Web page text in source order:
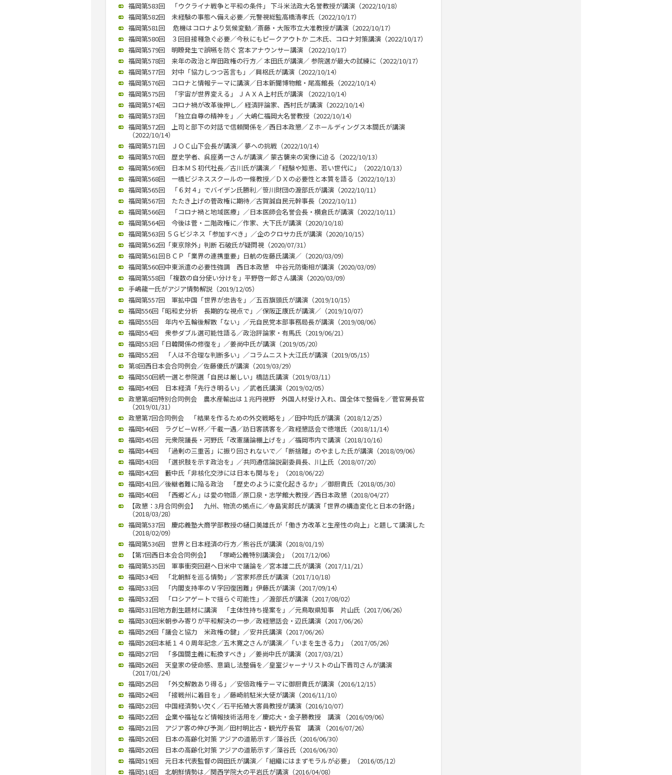
福岡第583回 「ウクライナ戦争と平和の条件」 下斗米法政大名誉教授が講演（2022/10/18）
福岡第582回 未経験の事態へ備え必要／元警視総監高橋清孝氏（2022/10/17）
福岡第581回 危機はコロナより気候変動／斎藤・大阪市立大准教授が講演（2022/10/17）
福岡第580回 ３回目接種急ぐ必要／今秋にもピークアウトか 二木氏、コロナ対策講演（2022/10/17）
福岡第579回 明瞭発生で誤嚥を防ぐ 宮本アナウンサー講演 （2022/10/17）
福岡第578回 来年の政治と岸田政権の行方／ 本田氏が講演／ 参院選が最大の試練に（2022/10/17）
福岡第577回 対中「協力しつつ苦言も」／興梠氏が講演（2022/10/14）
福岡第576回 コロナと情報テーマに講演／日本新聞博物館・尾高館長（2022/10/14）
福岡第575回 「宇宙が世界変える」 ＪＡＸＡ上村氏が講演 （2022/10/14）
福岡第574回 コロナ禍が改革後押し／ 経済評論家、西村氏が講演（2022/10/14）
福岡第573回 「独立自尊の精神を」／ 大嶋仁福岡大名誉教授（2022/10/14）
福岡第572回 上司と部下の対話で信頼関係を／西日本政懇／Ｚホールディングス本間氏が講演
（2022/10/14）
福岡第571回 ＪＯＣ山下会長が講演／ 夢への挑戦（2022/10/14）
福岡第570回 歴史学者、呉座勇一さんが講演／ 蒙古襲来の実像に迫る（2022/10/13）
福岡第569回 日本ＭＳ初代社長／古川氏が講演／「経験や知恵、若い世代に」（2022/10/13）
福岡第568回 一橋ビジネススクールの一條教授／ＤＸの必要性と本質を語る（2022/10/13）
福岡第565回 「６対４」でバイデン氏勝利／笹川財団の渡部氏が講演（2022/10/11）
福岡第567回 たたき上げの菅政権に期待／古賀誠自民元幹事長（2022/10/11）
福岡第566回 「コロナ禍と地域医療」／日本医師会名誉会長・横倉氏が講演（2022/10/11）
福岡第564回 今後は菅・二階政権に／作家、大下氏が講演（2020/10/18）
福岡第563回 ５Ｇビジネス「参加すべき」／企のクロサカ氏が講演（2020/10/15）
福岡第562回「東京除外」判断 石破氏が疑問視（2020/07/31）
福岡第561回ＢＣＰ「業界の連携重要」日航の佐藤氏講演／（2020/03/09）
福岡第560回中東派遣の必要性強調 西日本政懇 中谷元防衛相が講演（2020/03/09）
福岡第558回 「複数の自分使い分けを」平野啓一郎さん講演（2020/03/09）
手嶋龍一氏がアジア情勢解説（2019/12/05）
福岡第557回 軍拡中国「世界が忠告を」／五百旗頭氏が講演（2019/10/15）
福岡556回「昭和史分析 長期的な視点で」／保阪正康氏が講演／（2019/10/07）
福岡555回 年内や五輪後解散「ない」／元自民党本部事務局長が講演（2019/08/06）
福岡554回 衆参ダブル選可能性語る／政治評論家・有馬氏（2019/06/21）
福岡553回「日韓関係の修復を」／姜尚中氏が講演（2019/05/20）
福岡552回 「人は不合理な判断多い」／コラムニスト大江氏が講演（2019/05/15）
第8回西日本会合同例会／佐藤優氏が講演（2019/03/29）
福岡550回統一選と参院選「自民は厳しい」橋詰氏講演（2019/03/11）
福岡549回 日本経済「先行き明るい」／武者氏講演（2019/02/05）
政懇第8回特別合同例会 農水産輸出は１兆円視野 外国人材受け入れ、国全体で整備を／菅官房長官
（2019/01/31）
政懇第7回合同例会 「結果を作るための外交戦略を」／田中均氏が講演（2018/12/25）
福岡546回 ラグビーＷ杯／千載一遇／訪日客誘客を／政経懇話会で徳増氏（2018/11/14）
福岡545回 元衆院議長・河野氏「改憲議論棚上げを」／福岡市内で講演（2018/10/16）
福岡544回 「過剰の三重苦」に振り回されないで／「断捨離」のやました氏が講演（2018/09/06）
福岡543回 「選択肢を示す政治を」／共同通信論説副委員長、川上氏（2018/07/20）
福岡542回 藪中氏「非核化交渉には日本も関与を」（2018/06/22）
福岡541回／後継者難に陥る政治 「歴史のように変化起きるか」／御厨貴氏（2018/05/30）
福岡540回 「西郷どん」は愛の物語／原口泉・志学館大教授／西日本政懇（2018/04/27）
【政懇：3月合同例会】 九州、物流の拠点に／寺島実郎氏が講演「世界の構造変化と日本の針路」
（2018/03/28）
福岡第537回 慶応義塾大商学部教授の樋口美雄氏が「働き方改革と生産性の向上」と題して講演した
（2018/02/09）
福岡第536回 世界と日本経済の行方／熊谷氏が講演（2018/01/19）
【第7回西日本会合同例会】 「塚崎公義特別講演会」（2017/12/06）
福岡第535回 軍事衝突回避へ日米中で議論を／宮本雄二氏が講演（2017/11/21）
福岡534回 「北朝鮮を巡る情勢」／宮家邦彦氏が講演（2017/10/18）
福岡533回 「内閣支持率のＶ字回復困難」伊藤氏が講演（2017/09/14）
福岡532回 「ロシアゲートで揺らぐ可能性」／渡部氏が講演（2017/08/02）
福岡531回地方創生題材に講演 「主体性持ち提案を」／元鳥取県知事 片山氏（2017/06/26）
福岡530回米朝歩み寄りが平和解決の一歩／政経懇話会・辺氏講演（2017/06/26）
福岡529回「議会と協力 米政権の鍵」／安井氏講演（2017/06/26）
福岡528回本紙１４０周年記念／五木寛之さんが講演／「いまを生きる力」（2017/05/26）
福岡527回 「多国間主義に転換すべき」／姜尚中氏が講演（2017/03/21）
福岡526回 天皇家の使命感、意識し法整備を／皇室ジャーナリストの山下晋司さんが講演
（2017/01/24）
福岡525回 「外交解散あり得る」／安倍政権テーマに御厨貴氏が講演（2016/12/15）
福岡524回 「接戦州に着目を」／藤崎前駐米大使が講演（2016/11/10）
福岡523回 中国経済勢い欠く／石平拓殖大客員教授が講演（2016/10/07）
福岡522回 企業や福祉など情報技術活用を／慶応大・金子勝教授 講演 （2016/09/06）
福岡521回 アジア客の伸び予測／田村明比古・観光庁長官 講演 （2016/07/26）
福岡520回 日本の高齢化対策 アジアの道筋示す／藻谷氏（2016/06/30）
福岡520回 日本の高齢化対策 アジアの道筋示す／藻谷氏（2016/06/30）
福岡519回 元日本代表監督の岡田氏が講演／「組織にはまずモラルが必要」（2016/05/12）
福岡518回 北朝鮮情勢は／関西学院大の平岩氏が講演（2016/04/08）